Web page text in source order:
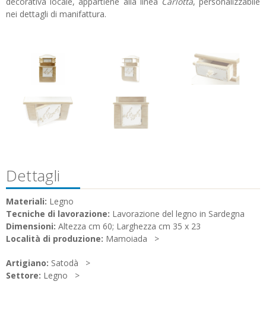
nei dettagli di manifattura.
Dettagli
Materiali: Legno
Tecniche di lavorazione: Lavorazione del legno in Sardegna
Dimensioni: Altezza cm 60; Larghezza cm 35 x 23
Località di produzione: Mamoiada
Artigiano: Satodà
Settore: Legno